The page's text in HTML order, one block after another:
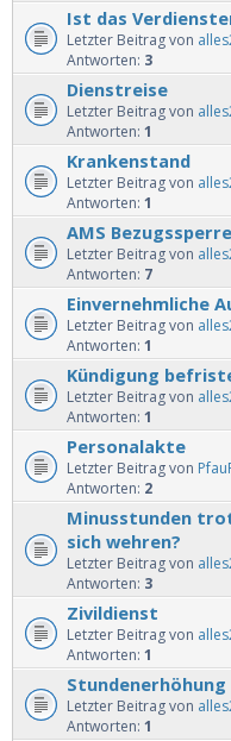
Ist das
Letzter Beitrag von
Antworten: 3
Dienstreise
Letzter Beitrag von
Antworten: 1
Krankenstand
Letzter Beitrag von
Antworten: 1
AMS Bezugssperre
Letzter Beitrag von
Antworten: 7
Einvernehmliche
Letzter Beitrag von
Antworten: 1
Kündigung
Letzter Beitrag von
Antworten: 1
Personalakte
Letzter Beitrag von
Antworten: 2
Minusstunden
sich wehren?
Letzter Beitrag von
Antworten: 3
Zivildienst
Letzter Beitrag von
Antworten: 1
Stundenerhöhung
Letzter Beitrag von
Antworten: 1